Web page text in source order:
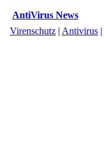
AntiVirus News
Virenschutz | Antivirus |